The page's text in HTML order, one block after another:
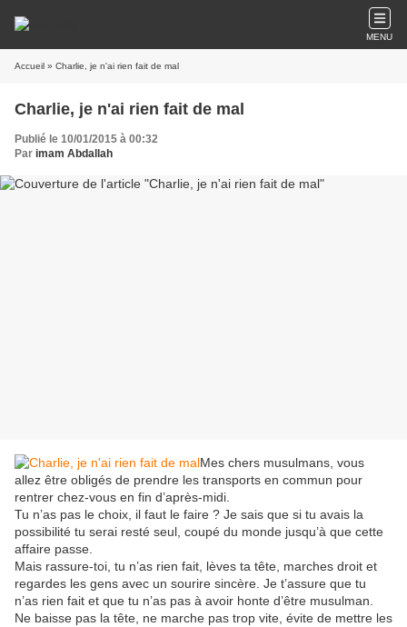
MENU
Accueil » Charlie, je n'ai rien fait de mal
Charlie, je n'ai rien fait de mal
Publié le 10/01/2015 à 00:32
Par imam Abdallah
Mes chers musulmans, vous
allez être obligés de prendre les transports en commun pour
rentrer chez-vous en fin d’après-midi.
Tu n’as pas le choix, il faut le faire ? Je sais que si tu avais la
possibilité tu serai resté seul, coupé du monde jusqu’à que cette
affaire passe.
Mais rassure-toi, tu n’as rien fait, lèves ta tête, marches droit et
regardes les gens avec un sourire sincère. Je t’assure que tu
n’as rien fait et que tu n’as pas à avoir honte d’être musulman.
Ne baisse pas la tête, ne marche pas trop vite, évite de mettre les